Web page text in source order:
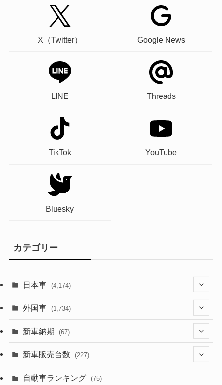
X（Twitter） Google News
LINE Threads
TikTok YouTube
Bluesky
カテゴリー
日本車 (4,174)
(1,321)
(329)
(526)
外国車 (1,734)
(242)
新車納期 (67)
(28)
(8)
新車販売台数 (227)
(21)
自動車ランキング (75)